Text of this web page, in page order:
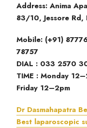
Address: Anima
83/10, Jessore
Mobile: (+91)
78757
DIAL : 033 2570
TIME : Monday
Friday 12–2pm
Dr Dasmahapatra
Best laparoscopic